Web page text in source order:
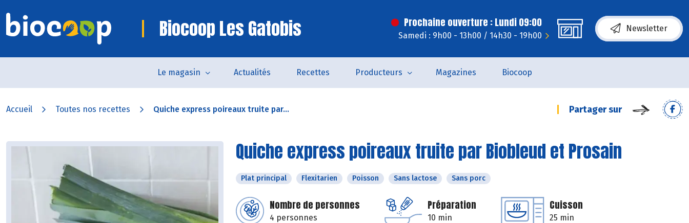
Biocoop Les Gatobis Prochaine ouverture : Lundi 09:00
Samedi : 9h00 - 13h00 / 14h30 - 19h00
Newsletter
Le magasin Actualités Recettes Producteurs Magazines Biocoop
Accueil Toutes nos recettes Quiche express poireaux truite par... Partager sur
Quiche express poireaux truite par Biobleud et Prosain
Plat principal Flexitarien Poisson Sans lactose Sans porc
Nombre de personnes
4 personnes
Préparation
10 min
Cuisson
25 min